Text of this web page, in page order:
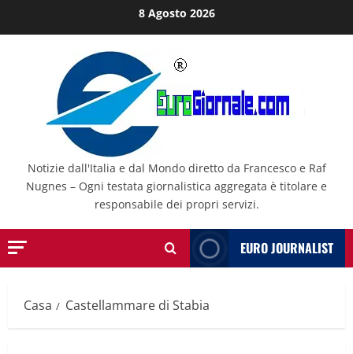
al
8 Agosto 2026
Notizie dall'Italia e dal Mondo diretto da Francesco e Raf
Nugnes – Ogni testata giornalistica aggregata è titolare e
responsabile dei propri servizi.
EURO JOURNALIST
Casa Castellammare di Stabia